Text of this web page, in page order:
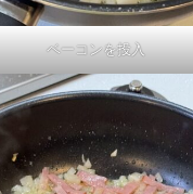
ベーコンを投入